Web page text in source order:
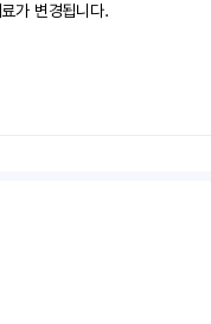
가 변경됩니다.